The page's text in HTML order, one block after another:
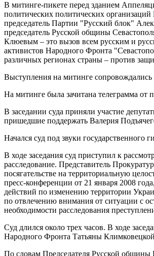
В митинге-пикете перед зданием
политических политических
председатель Партии "Русский блок"
председатель Русской общины
Клюевым – это вызов всем русским и
активистов Народного Фронта
различных регионах страны – против
Выступления на митинге
На митинге была зачитана телеграмма
В заседании суда приняли участие
пришедшие поддержать Валерия
Начался суд под звуки
В ходе заседания суд приступил к
расследование. Представитель
посягательстве на территориальную
пресс-конференции от 21 января 2008
действий по изменению территории
по отвлечению внимания от ситуации с
необходимости расследования
Суд длился около трех часов. В ходе
Народного Фронта Татьяны
По словам Председателя Русской